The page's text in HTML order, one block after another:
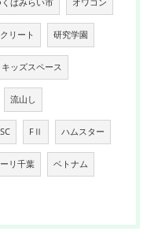
リート 研究学園
キッズスペース
流山し
FⅡ ハムスター
リ千葉 ベトナム